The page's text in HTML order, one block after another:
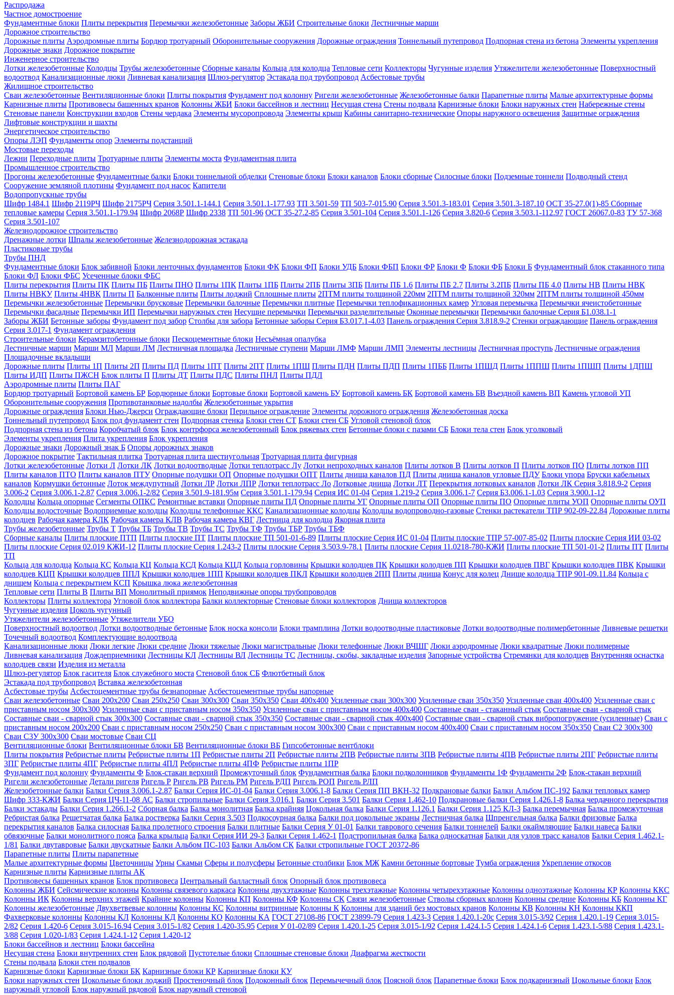
Распродажа
Частное домостроение
Фундаментные блоки Плиты перекрытия Перемычки железобетонные Заборы ЖБИ Строительные блоки Лестничные марши
Дорожное строительство
Дорожные плиты Аэродромные плиты Бордюр тротуарный Оборонительные сооружения Дорожные ограждения Тоннельный путепровод Подпорная стена из бетона Элементы укрепления
Дорожные знаки Дорожное покрытие
Инженерное строительство
Лотки железобетонные Колодцы Трубы железобетонные Сборные каналы Кольца для колодца Тепловые сети Коллекторы Чугунные изделия Утяжелители железобетонные Поверхностный
водоотвод Канализационные люки Ливневая канализация Шлюз-регулятор Эстакада под трубопровод Асбестовые трубы
Жилищное строительство
Сваи железобетонные Вентиляционные блоки Плиты покрытия Фундамент под колонну Ригели железобетонные Железобетонные балки Парапетные плиты Малые архитектурные формы
Карнизные плиты Противовесы башенных кранов Колонны ЖБИ Блоки бассейнов и лестниц Несущая стена Стены подвала Карнизные блоки Блоки наружных стен Набережные стены
Стеновые панели Конструкции входов Стены чердака Элементы мусоропровода Элементы крыш Кабины санитарно-технические Опоры наружного освещения Защитные ограждения
Лифтовые конструкции и шахты
Энергетическое строительство
Опоры ЛЭП Фундаменты опор Элементы подстанций
Мостовые переходы
Лежни Переходные плиты Тротуарные плиты Элементы моста Фундаментная плита
Промышленное строительство
Прогоны железобетонные Фундаментные балки Блоки тоннельной обделки Стеновые блоки Блоки каналов Блоки сборные Силосные блоки Подземные тоннели Подводный стенд
Сооружение земляной плотины Фундамент под насос Капители
Водопропускные трубы
Шифр 1484.1 Шифр 2119РЧ Шифр 2175РЧ Серия 3.501.1-144.1 Серия 3.501.1-177.93 ТП 3.501-59 ТП 503-7-015.90 Серия 3.501.3-183.01 Серия 3.501.3-187.10 ОСТ 35-27.0(1)-85 Сборные
тепловые камеры Серия 3.501.1-179.94 Шифр 2068Р Шифр 2338 ТП 501-96 ОСТ 35-27.2-85 Серия 3.501-104 Серия 3.501.1-126 Серия 3.820-6 Серия 3.503.1-112.97 ГОСТ 26067.0-83 ТУ 57-368
Серия 3.501-107
Железнодорожное строительство
Дренажные лотки Шпалы железобетонные Железнодорожная эстакада
Пластиковые трубы
Трубы ПНД
Фундаментные блоки Блок забивной Блоки ленточных фундаментов Блоки ФК Блоки ФП Блоки УДБ Блоки ФБП Блоки ФР Блоки Ф Блоки ФБ Блоки Б Фундаментный блок стаканного типа
Блоки ФЛ Блоки ФБС Усеченные блоки ФБС
Плиты перекрытия Плиты ПК Плиты ПБ Плиты ПНО Плиты 1ПК Плиты 1ПБ Плиты 2ПБ Плиты 3ПБ Плиты ПБ 1.6 Плиты ПБ 2.7 Плиты 3.2ПБ Плиты ПБ 4.0 Плиты НВ Плиты НВК
Плиты НВКУ Плиты 4НВК Плиты П Балконные плиты Плиты лоджий Сплошные плиты 2ПТМ плиты толщиной 220мм 2ПТМ плиты толщиной 320мм 2ПТМ плиты толщиной 450мм
Перемычки железобетонные Перемычки брусковые Перемычки балочные Перемычки плитные Перемычки теплофикационных камер Угловая перемычка Перемычки ячеистобетонные
Перемычки фасадные Перемычки ИП Перемычки наружных стен Несущие перемычки Перемычки разделительные Оконные перемычки Перемычки балочные Серия Б1.038.1-1
Заборы ЖБИ Бетонные заборы Фундамент под забор Столбы для забора Бетонные заборы Серия Б3.017.1-4.03 Панель ограждения Серия 3.818.9-2 Стенки ограждающие Панель ограждения
Серия 3.017-1 Фундамент ограждения
Строительные блоки Керамзитобетонные блоки Пескоцементные блоки Несъёмная опалубка
Лестничные марши Марши МЛ Марши ЛМ Лестничная площадка Лестничные ступени Марши ЛМФ Марши ЛМП Элементы лестницы Лестничная проступь Лестничные ограждения
Площадочные вкладыши
Дорожные плиты Плиты 1П Плиты 2П Плиты ПД Плиты 1ПТ Плиты 2ПТ Плиты 1ПШ Плиты ПДН Плиты ПДП Плиты 1ПББ Плиты 1ПШД Плиты 1ППШ Плиты 1ПШП Плиты 1ДПШ
Плиты ИДП Плиты ПЖСН Блок плиты П Плиты ДТ Плиты ПДС Плиты ПНЛ Плиты ПДЛ
Аэродромные плиты Плиты ПАГ
Бордюр тротуарный Бортовой камень БР Бордюрные блоки Бортовые блоки Бортовой камень БУ Бортовой камень БК Бортовой камень БВ Въездной камень ВП Камень угловой УП
Оборонительные сооружения Противотанковые надолбы Железобетонные укрытия
Дорожные ограждения Блоки Нью-Джерси Ограждающие блоки Перильное ограждение Элементы дорожного ограждения Железобетонная доска
Тоннельный путепровод Блок под фундамент стен Подпорная стенка Блоки стен СТ Блоки стен СБ Угловой стеновой блок
Подпорная стена из бетона Коробчатый блок Блок контрфорса железобетонный Блок ряжевых стен Бетонные блоки с пазами СБ Блоки тела стен Блок уголковый
Элементы укрепления Плита укрепления Блок укрепления
Дорожные знаки Дорожный знак Б Опоры дорожных знаков
Дорожное покрытие Тактильная плитка Тротуарная плита шестиугольная Тротуарная плита фигурная
Лотки железобетонные Лотки Л Лотки ЛК Лотки водоотводные Лотки теплотрасс Лу Лотки непроходных каналов Плиты лотков В Плиты лотков П Плиты лотков ПО Плиты лотков ПП
Плиты каналов ПТО Плиты каналов ПТУ Опорные подушки ОП Опорные подушки ОПТ Плиты днища каналов ПД Плиты днища каналов угловые ПДУ Блоки упора Бруски кабельных
каналов Кормушки бетонные Лоток междупутный Лотки ЛР Лотки ЛПР Лотки теплотрасс Ло Лотковые днища Лотки ЛТ Перекрытия лотковых каналов Лотки ЛК Серия 3.818.9-2 Серия
3.006-2 Серия 3.006.1-2.87 Серия 3.006.1-2/82 Серия 3.501.9-181.95м Серия 3.501.1-179.94 Серия ИС 01-04 Серия 1.219-2 Серия 3.006.1-7 Серия Б3.006.1-1.03 Серия 3.900.1-12
Колодцы Кольца опорные Сегменты ОПКС Ремонтные вставки Опорные плиты ПД Опорные плиты УГ Опорные плиты ОП Опорные плиты ПО Опорные плиты УОП Опорные плиты ОУП
Колодцы водосточные Водоприемные колодцы Колодцы телефонные ККС Канализационные колодцы Колодцы водопроводно-газовые Стенки растекатели ТПР 902-09-22.84 Дорожные плиты
колодцев Рабочая камера КЛК Рабочая камера КЛВ Рабочая камера КВГ Лестница для колодца Якорная плита
Трубы железобетонные Трубы Т Трубы ТБ Трубы ТВ Трубы ТС Трубы ТФ Трубы ТБР Трубы ТБФ
Сборные каналы Плиты плоские ПТП Плиты плоские ПТ Плиты плоские ТП 501-01-6-89 Плиты плоские Серия ИС 01-04 Плиты плоские ТПР 57-007-85-02 Плиты плоские Серия ИИ 03-02
Плиты плоские Серия 02.019 КЖИ-12 Плиты плоские Серия 1.243-2 Плиты плоские Серия 3.503.9-78.1 Плиты плоские Серия 11.0218-780-КЖИ Плиты плоские ТП 501-01-2 Плиты ПТ Плиты
ТП
Кольца для колодца Кольца КС Кольца КЦ Кольца КСД Кольца КЦД Кольца горловины Крышки колодцев ПК Крышки колодцев ПП Крышки колодцев ПВГ Крышки колодцев ПВК Крышки
колодцев КЦП Крышки колодцев ППЛ Крышки колодцев 1ПП Крышки колодцев ПКЛ Крышки колодцев 2ПП Плиты днища Конус для колец Днище колодца ТПР 901-09.11.84 Кольца с
днищем Кольца с перекрытием КСП Крышка люка железобетонная
Тепловые сети Плиты В Плиты ВП Монолитный приямок Неподвижные опоры трубопроводов
Коллекторы Плиты коллектора Угловой блок коллектора Балки коллекторные Стеновые блоки коллекторов Днища коллекторов
Чугунные изделия Цоколь чугунный
Утяжелители железобетонные Утяжелители УБО
Поверхностный водоотвод Лотки водоотводные бетонные Блок носка консоли Блоки трамплина Лотки водоотводные пластиковые Лотки водоотводные полимербетонные Ливневые решетки
Точечный водоотвод Комплектующие водоотвода
Канализационные люки Люки легкие Люки средние Люки тяжелые Люки магистральные Люки телефонные Люки ВЧШГ Люки аэродромные Люки квадратные Люки полимерные
Ливневая канализация Дождеприемники Лестницы КЛ Лестницы ВЛ Лестницы ТС Лестницы, скобы, закладные изделия Запорные устройства Стремянки для колодцев Внутренняя оснастка
колодцев связи Изделия из металла
Шлюз-регулятор Блок гасителя Блок служебного моста Стеновой блок СБ Флютбетный блок
Эстакада под трубопровод Вставка железобетонная
Асбестовые трубы Асбестоцементные трубы безнапорные Асбестоцементные трубы напорные
Сваи железобетонные Сваи 200х200 Сваи 250х250 Сваи 300х300 Сваи 350х350 Сваи 400х400 Усиленные сваи 300х300 Усиленные сваи 350х350 Усиленные сваи 400х400 Усиленные сваи с
приставным носом 300х300 Усиленные сваи с приставным носом 350х350 Усиленные сваи с приставным носом 400х400 Составные сваи - стаканный стык Составные сваи - сварной стык
Составные сваи - сварной стык 300х300 Составные сваи - сварной стык 350х350 Составные сваи - сварной стык 400х400 Составные сваи - сварной стык вибропогружение (усиленные) Сваи с
приставным носом 200х200 Сваи с приставным носом 250х250 Сваи с приставным носом 300х300 Сваи с приставным носом 400х400 Сваи с приставным носом 350х350 Сваи С2 300х300
Сваи С3У 300х300 Сваи мостовые Сваи СЦ
Вентиляционные блоки Вентиляционные блоки БВ Вентиляционные блоки ВБ Гипсобетонные вентблоки
Плиты покрытия Ребристые плиты Ребристые плиты 1П Ребристые плиты 2П Ребристые плиты 2ПВ Ребристые плиты 3ПВ Ребристые плиты 4ПВ Ребристые плиты 2ПГ Ребристые плиты
3ПГ Ребристые плиты 4ПГ Ребристые плиты 4ПЛ Ребристые плиты 4ПФ Ребристые плиты 1ПР
Фундамент под колонну Фундаменты Ф Блок-стакан верхний Промежуточный блок Фундаментная балка Блоки подколонников Фундаменты 1Ф Фундаменты 2Ф Блок-стакан верхний
Ригели железобетонные Детали ригеля Ригель Р Ригель РВ Ригель РМ Ригель РДП Ригель РОП Ригель РЛП
Железобетонные балки Балки Серия 3.006.1-2.87 Балки Серия ИС-01-04 Балки Серия 3.006.1-8 Балки Серия ПП ВКН-32 Подкрановые балки Балки Альбом ПС-192 Балки тепловых камер
Шифр 333-КЖИ Балки Серия ЦЧ-11-08 АС Балки стропильные Балки Серия 3.016.1 Балки Серия 3.501 Балки Серия 1.462-10 Подкрановые балки Серия 1.426.1-8 Балка чердачного перекрытия
Балки эстакады Балки Серия 1.266.1-2 Сборная балка Балка монолитная Балка крайняя Цокольная балка Балки Серия 1.126.1 Балки Серия 1.125 КЛ-3 Балка перемычная Балка промежуточная
Ребристая балка Решетчатая балка Балка ростверка Балки Серия 3.503 Подкосоурная балка Балки под цокольные экраны Лестничная балка Шпренгельная балка Балки фризовые Балка
перекрытия каналов Балка силосная Балка пролетного строения Балки плитные Балки Серия У 01-01 Балки таврового сечения Балки тоннелей Балки окаймляющие Балки навеса Балки
обвязочные Балки монолитного пояса Балка крыльца Балки Серия ИИ 29-3 Балки Серия 1.462-1 Подстропильная балка Балка односкатная Балки для узлов трасс каналов Балки Серия 1.462.1-
1/81 Балки двутавровые Балки двускатные Балки Альбом ПС-103 Балки Альбом СК Балки стропильные ГОСТ 20372-86
Парапетные плиты Плиты парапетные
Малые архитектурные формы Цветочницы Урны Скамьи Сферы и полусферы Бетонные столбики Блок МЖ Камни бетонные бортовые Тумба ограждения Укрепление откосов
Карнизные плиты Карнизные плиты АК
Противовесы башенных кранов Блок противовеса Центральный балластный блок Опорный блок противовеса
Колонны ЖБИ Сейсмические колонны Колонны связевого каркаса Колонны двухэтажные Колонны трехэтажные Колонны четырехэтажные Колонны одноэтажные Колонны КР Колонны ККС
Колонны ИК Колонны верхних этажей Крайние колонны Колонны КП Колонны КФ Колонны СК Связи железобетонные Стволы сборных колонн Колонны средние Колонны КБ Колонны КГ
Колонны железобетонные Двухветвевые колонны Колонны КС Колонны витринные Колонны К Колонны для зданий без мостовых кранов Колонны КВ Колонны КН Колонны ККП
Фахверковые колонны Колонны КЛ Колонны КД Колонны КО Колонны КА ГОСТ 27108-86 ГОСТ 23899-79 Серия 1.423-3 Серия 1.420.1-20с Серия 3.015-3/92 Серия 1.420.1-19 Серия 3.015-
2/82 Серия 1.420-6 Серия 3.015-16.94 Серия 3.015-1/82 Серия 1.420-35.95 Серия У 01-02/89 Серия 1.420.1-25 Серия 3.015-1/92 Серия 1.424.1-5 Серия 1.424.1-6 Серия 1.423.1-5/88 Серия 1.423.1-
3/88 Серия 1.020-1/83 Серия 1.424.1-12 Серия 1.420-12
Блоки бассейнов и лестниц Блоки бассейна
Несущая стена Блоки внутренних стен Блок рядовой Пустотелые блоки Сплошные стеновые блоки Диафрагма жесткости
Стены подвала Блоки стен подвалов
Карнизные блоки Карнизные блоки БК Карнизные блоки КР Карнизные блоки КУ
Блоки наружных стен Цокольные блоки лоджий Простеночный блок Подоконный блок Перемычечный блок Поясной блок Парапетные блоки Блок подкарнизный Цокольные блоки Блок
наружный угловой Блок наружный рядовой Блок наружный стеновой